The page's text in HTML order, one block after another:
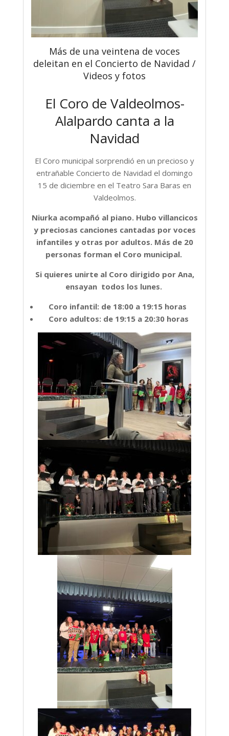
Más de una veintena de voces
deleitan en el Concierto de Navidad /
Videos y fotos
El Coro de Valdeolmos-
Alalpardo canta a la
Navidad
El Coro municipal sorprendió en un precioso y
entrañable Concierto de Navidad el domingo
15 de diciembre en el Teatro Sara Baras en
Valdeolmos.
Niurka acompañó al piano. Hubo villancicos
y preciosas canciones cantadas por voces
infantiles y otras por adultos. Más de 20
personas forman el Coro municipal.
Si quieres unirte al Coro dirigido por Ana,
ensayan todos los lunes.
Coro infantil: de 18:00 a 19:15 horas
Coro adultos: de 19:15 a 20:30 horas